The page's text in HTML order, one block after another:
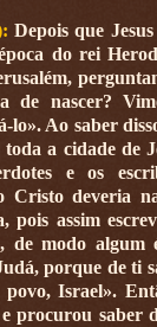
Depois que
do rei
de nascer?
lo». Ao saber
toda a cidade de
e os
Cristo deveria
pois assim
de modo algum
porque de ti
Israel».
procurou saber